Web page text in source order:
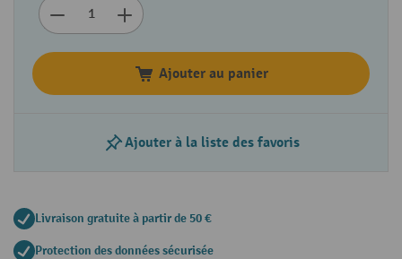
Ajouter au panier
Ajouter à la liste des favoris
Livraison gratuite à partir de 50 €
Protection des données sécurisée